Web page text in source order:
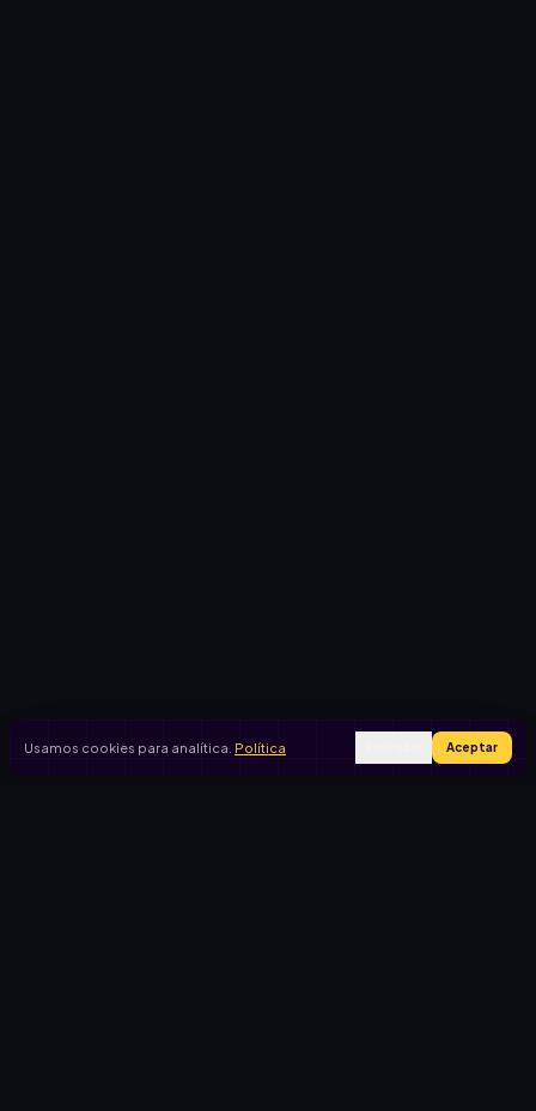
Usamos cookies para analítica. Política Aceptar